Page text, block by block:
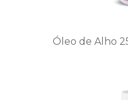
Óleo de Alho